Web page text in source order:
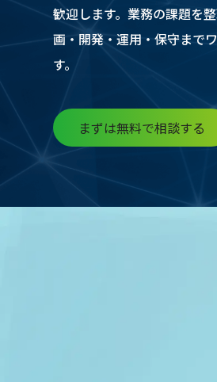
歓迎します。業務の課題を
画・開発・運用・保守まで
す。
まずは無料で相談する